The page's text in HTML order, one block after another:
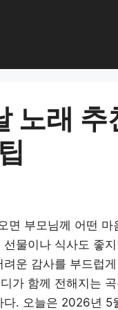
노래 추
면 부모님께 어떤 마
선물이나 식사도 좋
운 감사를 부드럽
가 함께 전해지는
다. 오늘은 2026년 5